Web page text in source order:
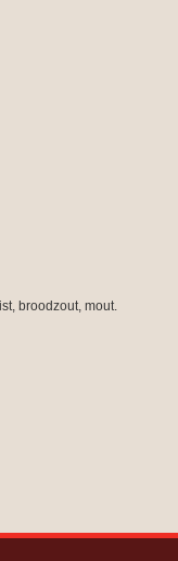
broodzout, mout.